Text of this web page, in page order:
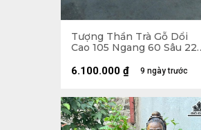
Tượng Thần Trà Gỗ Dổi
Cao 105 Ngang 60 Sâu 22
9 ngày trước
6.100.000 ₫